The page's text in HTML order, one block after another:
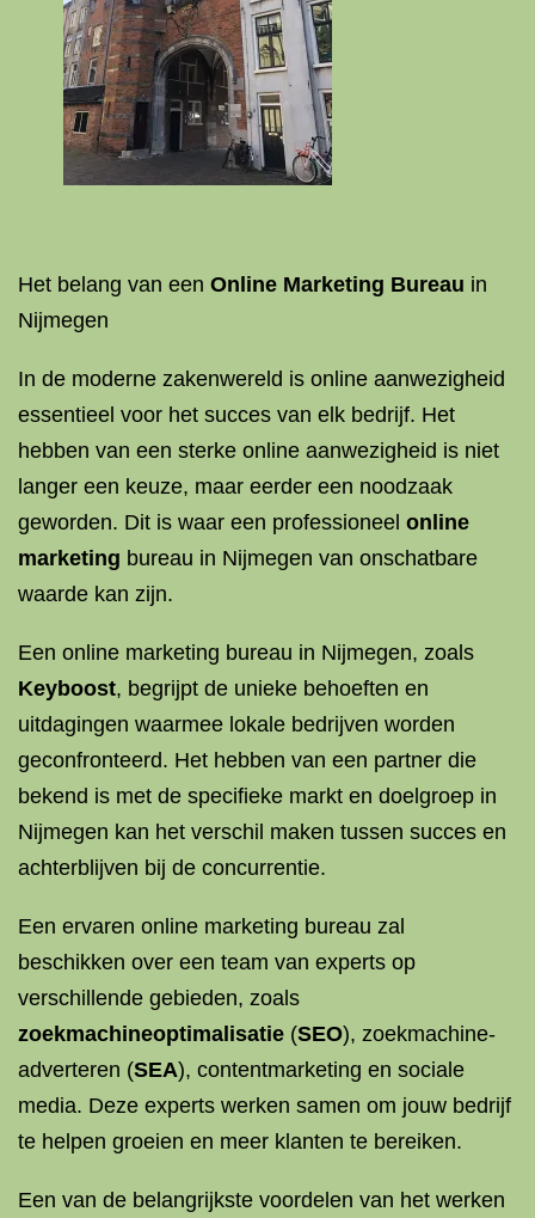
Het belang van een Online Marketing Bureau in
Nijmegen
In de moderne zakenwereld is online aanwezigheid
essentieel voor het succes van elk bedrijf. Het
hebben van een sterke online aanwezigheid is niet
langer een keuze, maar eerder een noodzaak
geworden. Dit is waar een professioneel online
marketing bureau in Nijmegen van onschatbare
waarde kan zijn.
Een online marketing bureau in Nijmegen, zoals
Keyboost, begrijpt de unieke behoeften en
uitdagingen waarmee lokale bedrijven worden
geconfronteerd. Het hebben van een partner die
bekend is met de specifieke markt en doelgroep in
Nijmegen kan het verschil maken tussen succes en
achterblijven bij de concurrentie.
Een ervaren online marketing bureau zal
beschikken over een team van experts op
verschillende gebieden, zoals
zoekmachineoptimalisatie (SEO), zoekmachine-
adverteren (SEA), contentmarketing en sociale
media. Deze experts werken samen om jouw bedrijf
te helpen groeien en meer klanten te bereiken.
Een van de belangrijkste voordelen van het werken